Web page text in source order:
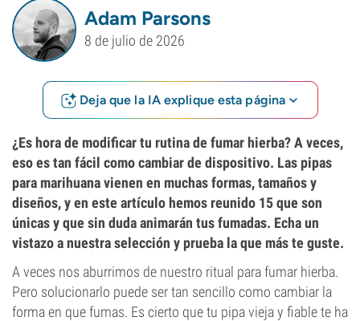
Adam Parsons
8 de julio de 2026
Deja que la IA explique esta página
¿Es hora de modificar tu rutina de fumar hierba? A veces,
eso es tan fácil como cambiar de dispositivo. Las pipas
para marihuana vienen en muchas formas, tamaños y
diseños, y en este artículo hemos reunido 15 que son
únicas y que sin duda animarán tus fumadas. Echa un
vistazo a nuestra selección y prueba la que más te guste.
A veces nos aburrimos de nuestro ritual para fumar hierba.
Pero solucionarlo puede ser tan sencillo como cambiar la
forma en que fumas. Es cierto que tu pipa vieja y fiable te ha